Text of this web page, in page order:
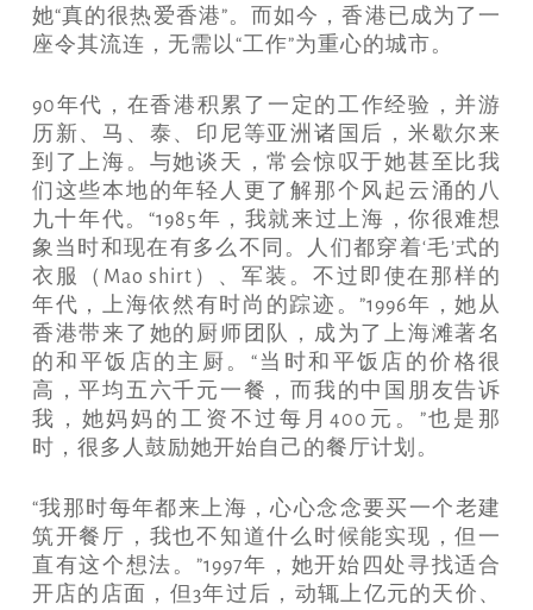
她“真的很热爱香港”。而如今，香港已成为了一
座令其流连，无需以“工作”为重心的城市。
90年代，在香港积累了一定的工作经验，并游
历新、马、泰、印尼等亚洲诸国后，米歇尔来
到了上海。与她谈天，常会惊叹于她甚至比我
们这些本地的年轻人更了解那个风起云涌的八
九十年代。“1985年，我就来过上海，你很难想
象当时和现在有多么不同。人们都穿着‘毛’式的
衣服（Mao shirt）、军装。不过即使在那样的
年代，上海依然有时尚的踪迹。”1996年，她从
香港带来了她的厨师团队，成为了上海滩著名
的和平饭店的主厨。“当时和平饭店的价格很
高，平均五六千元一餐，而我的中国朋友告诉
我，她妈妈的工资不过每月400元。”也是那
时，很多人鼓励她开始自己的餐厅计划。
“我那时每年都来上海，心心念念要买一个老建
筑开餐厅，我也不知道什么时候能实现，但一
直有这个想法。”1997年，她开始四处寻找适合
开店的店面，但3年过后，动辄上亿元的天价、